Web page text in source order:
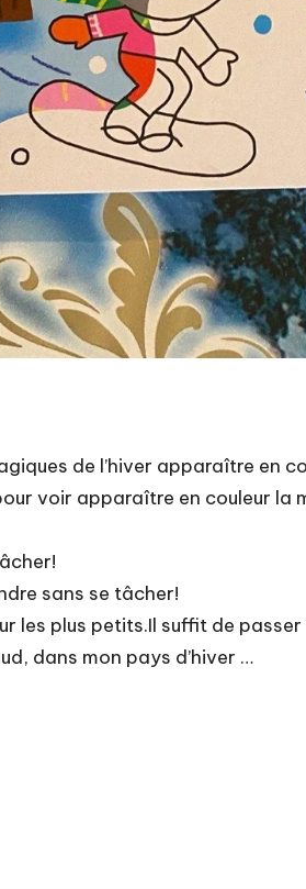
de l’hiver apparaître en
voir apparaître en couleur la
sans se tâcher!
les plus petits.Il suffit de
dans mon pays d’hiver …